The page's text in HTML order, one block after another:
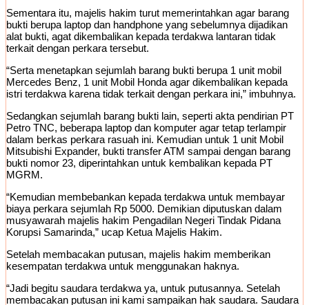
Sementara itu, majelis hakim turut memerintahkan agar barang
bukti berupa laptop dan handphone yang sebelumnya dijadikan
alat bukti, agat dikembalikan kepada terdakwa lantaran tidak
terkait dengan perkara tersebut.
“Serta menetapkan sejumlah barang bukti berupa 1 unit mobil
Mercedes Benz, 1 unit Mobil Honda agar dikembalikan kepada
istri terdakwa karena tidak terkait dengan perkara ini,” imbuhnya.
Sedangkan sejumlah barang bukti lain, seperti akta pendirian PT
Petro TNC, beberapa laptop dan komputer agar tetap terlampir
dalam berkas perkara rasuah ini. Kemudian untuk 1 unit Mobil
Mitsubishi Expander, bukti transfer ATM sampai dengan barang
bukti nomor 23, diperintahkan untuk kembalikan kepada PT
MGRM.
“Kemudian membebankan kepada terdakwa untuk membayar
biaya perkara sejumlah Rp 5000. Demikian diputuskan dalam
musyawarah majelis hakim Pengadilan Negeri Tindak Pidana
Korupsi Samarinda,” ucap Ketua Majelis Hakim.
Setelah membacakan putusan, majelis hakim memberikan
kesempatan terdakwa untuk menggunakan haknya.
“Jadi begitu saudara terdakwa ya, untuk putusannya. Setelah
membacakan putusan ini kami sampaikan hak saudara. Saudara